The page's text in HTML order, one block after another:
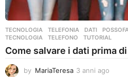
TECNOLOGIA ,TELEFONIA DATI ,
TECNOLOGIA
,TELEFONO ,TUTORIAL
Come salvare i dati prima
by MariaTeresa 3 anni ago